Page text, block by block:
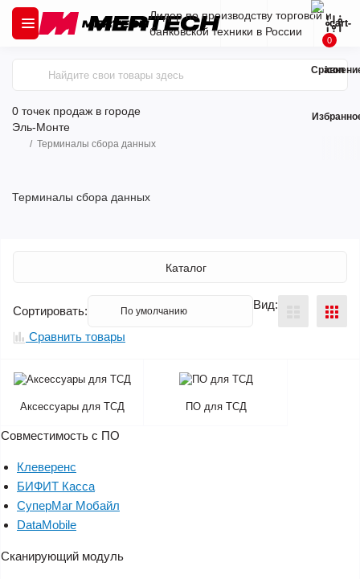
Лидер по производству торговой и
банковской техники в России
0 точек продаж в городе
Эль-Монте
0
Терминалы сбора данных
Терминалы сбора данных
Каталог
Сортировать: Вид:
Сравнить товары
Аксессуары для ТСД ПО для ТСД
Совместимость с ПО
Клеверенс
БИФИТ Касса
СуперМаг Мобайл
DataMobile
Сканирующий модуль